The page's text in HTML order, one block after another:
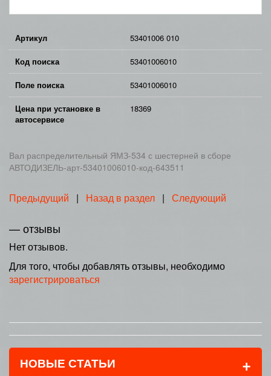
Артикул 53401006 010
Код поиска 53401006010
Поле поиска 53401006010
Цена при установке в
автосервисе
18369
Вал распределительный ЯМЗ-534 с шестерней в сборе
АВТОДИЗЕЛЬ-арт-53401006010-код-643511
Предыдущий | Назад в раздел | Следующий
— отзывы
Нет отзывов.
Для того, чтобы добавлять отзывы, необходимо
зарегистрироваться
НОВЫЕ СТАТЬИ +